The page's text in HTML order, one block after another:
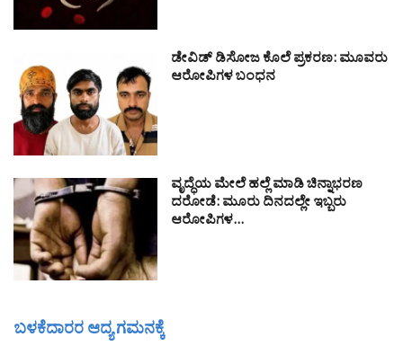
ಡೇವಿಡ್ ಡಿಸೋಜ ಕೊಲೆ ಪ್ರಕರಣ: ಮೂವರು
ಆರೋಪಿಗಳ ಬಂಧನ
ವೃದ್ಧೆಯ ಮೇಲೆ ಹಲ್ಲೆ ಮಾಡಿ ಚಿನ್ನಾಭರಣ
ದರೋಡೆ: ಮೂರು ದಿನದಲ್ಲೇ ಇಬ್ಬರು
ಆರೋಪಿಗಳ…
ಬಳಕೆದಾರರ ಆದ್ಯ ಗಮನಕ್ಕೆ